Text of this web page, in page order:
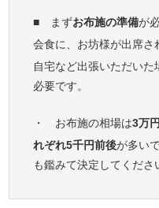
■ まずお布施の準備が
会食に、お坊様が出席さ
自宅など出張いただいた
必要です。
・ お布施の相場は3万
れぞれ5千円前後が多い
も鑑みて決定してくださ